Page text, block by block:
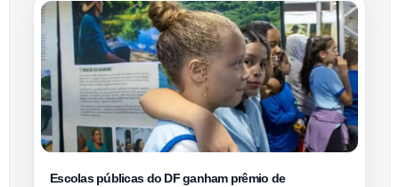
Escolas públicas do DF ganham prêmio de